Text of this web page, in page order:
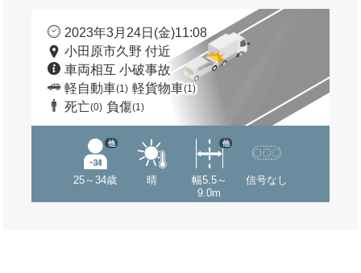
2023年3月24日(金)11:08
小田原市久野 付近
車両相互 小破事故
軽自動車(1) 軽貨物車(1)
死亡(0) 負傷(1)
25～34歳
他
晴
幅5.5～
9.0m
他
信号なし